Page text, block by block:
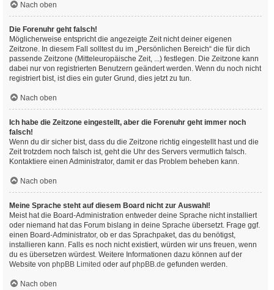
Nach oben
Die Forenuhr geht falsch!
Möglicherweise entspricht die angezeigte Zeit nicht deiner eigenen
Zeitzone. In diesem Fall solltest du im „Persönlichen Bereich“ die für dich
passende Zeitzone (Mitteleuropäische Zeit, ...) festlegen. Die Zeitzone kann
dabei nur von registrierten Benutzern geändert werden. Wenn du noch nicht
registriert bist, ist dies ein guter Grund, dies jetzt zu tun.
Nach oben
Ich habe die Zeitzone eingestellt, aber die Forenuhr geht immer noch
falsch!
Wenn du dir sicher bist, dass du die Zeitzone richtig eingestellt hast und die
Zeit trotzdem noch falsch ist, geht die Uhr des Servers vermutlich falsch.
Kontaktiere einen Administrator, damit er das Problem beheben kann.
Nach oben
Meine Sprache steht auf diesem Board nicht zur Auswahl!
Meist hat die Board-Administration entweder deine Sprache nicht installiert
oder niemand hat das Forum bislang in deine Sprache übersetzt. Frage ggf.
einen Board-Administrator, ob er das Sprachpaket, das du benötigst,
installieren kann. Falls es noch nicht existiert, würden wir uns freuen, wenn
du es übersetzen würdest. Weitere Informationen dazu können auf der
Website von phpBB Limited oder aufphpBB.de gefunden werden.
Nach oben